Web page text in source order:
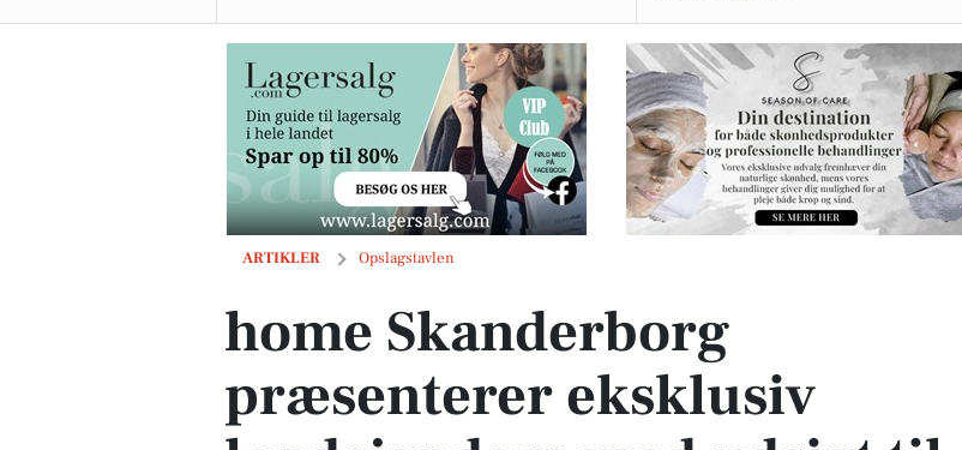
ARTIKLER Opslagstavlen
home Skanderborg præsenterer eksklusiv landejendom med udsigt til Mossø
home Skanderborg
præsenterer eksklusiv